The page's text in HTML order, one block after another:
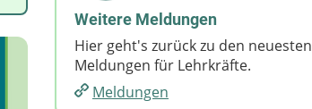
Weitere Meldungen
Hier geht's zurück zu den neuesten
Meldungen für Lehrkräfte.
Meldungen